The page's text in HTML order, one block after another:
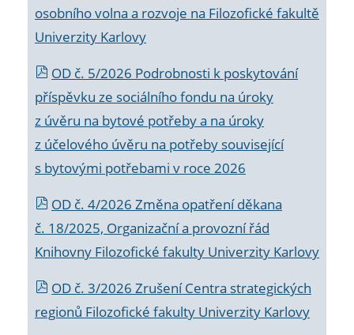
osobního volna a rozvoje na Filozofické fakultě
Univerzity Karlovy
OD č. 5/2026 Podrobnosti k poskytování
příspěvku ze sociálního fondu na úroky
z úvěru na bytové potřeby a na úroky
z účelového úvěru na potřeby související
s bytovými potřebami v roce 2026
OD č. 4/2026 Změna opatření děkana
č. 18/2025, Organizační a provozní řád
Knihovny Filozofické fakulty Univerzity Karlovy
OD č. 3/2026 Zrušení Centra strategických
regionů Filozofické fakulty Univerzity Karlovy